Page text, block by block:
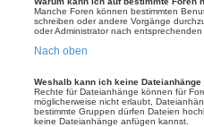
Manche Foren können bestimmten
schreiben oder andere Vorgänge
oder Administrator nach entsprechenden
Nach oben
Weshalb kann ich keine Dateianhänge
Rechte für Dateianhänge können für
möglicherweise nicht erlaubt,
bestimmte Gruppen dürfen Dateien
keine Dateianhänge anfügen kannst.